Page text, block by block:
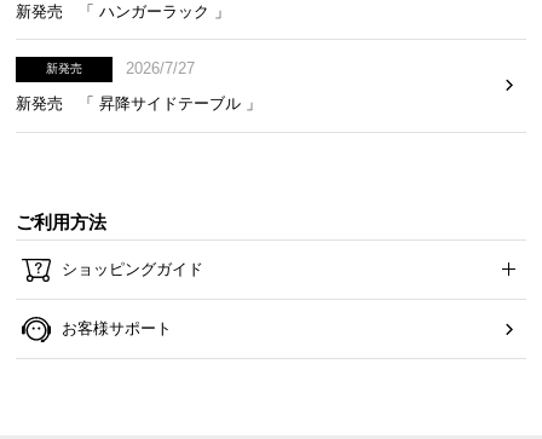
新発売 「 ハンガーラック 」
新発売
2026/7/27
新発売 「 昇降サイドテーブル 」
ご利用方法
ショッピングガイド
お客様サポート